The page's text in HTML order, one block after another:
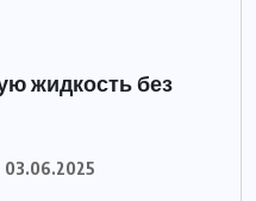
жидкость без
03.06.2025